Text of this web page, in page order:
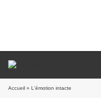
Accueil » L'émotion intacte